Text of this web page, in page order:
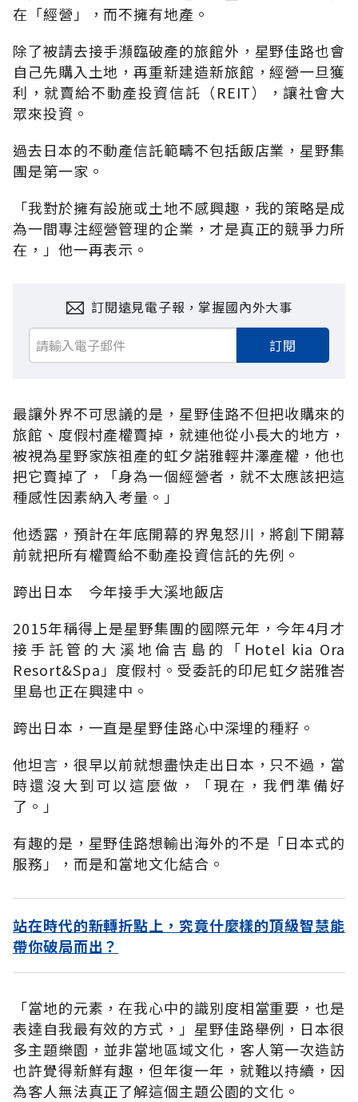
在「經營」，而不擁有地產。
除了被請去接手瀕臨破產的旅館外，星野佳路也會
自己先購入土地，再重新建造新旅館，經營一旦獲
利，就賣給不動產投資信託（REIT），讓社會大
眾來投資。
過去日本的不動產信託範疇不包括飯店業，星野集
團是第一家。
「我對於擁有設施或土地不感興趣，我的策略是成
為一間專注經營管理的企業，才是真正的競爭力所
在，」他一再表示。
訂閱遠見電子報，掌握國內外大事
訂閱
最讓外界不可思議的是，星野佳路不但把收購來的
旅館、度假村產權賣掉，就連他從小長大的地方，
被視為星野家族祖產的虹夕諾雅輕井澤產權，他也
把它賣掉了，「身為一個經營者，就不太應該把這
種感性因素納入考量。」
他透露，預計在年底開幕的界鬼怒川，將創下開幕
前就把所有權賣給不動產投資信託的先例。
跨出日本 今年接手大溪地飯店
2015年稱得上是星野集團的國際元年，今年4月才
接手託管的大溪地倫吉島的「Hotel kia Ora
Resort&Spa」度假村。受委託的印尼虹夕諾雅峇
里島也正在興建中。
跨出日本，一直是星野佳路心中深埋的種籽。
他坦言，很早以前就想盡快走出日本，只不過，當
時還沒大到可以這麼做，「現在，我們準備好
了。」
有趣的是，星野佳路想輸出海外的不是「日本式的
服務」，而是和當地文化結合。
站在時代的新轉折點上，究竟什麼樣的頂級智慧能
帶你破局而出？
「當地的元素，在我心中的識別度相當重要，也是
表達自我最有效的方式，」星野佳路舉例，日本很
多主題樂園，並非當地區域文化，客人第一次造訪
也許覺得新鮮有趣，但年復一年，就難以持續，因
為客人無法真正了解這個主題公園的文化。